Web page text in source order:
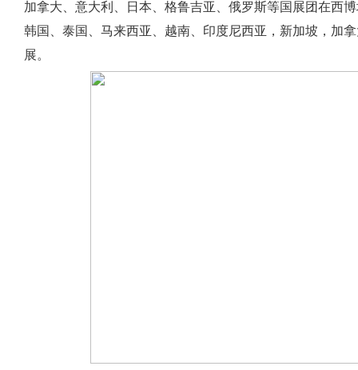
加拿大、意大利、日本、格鲁吉亚、俄罗斯等国展团在西
韩国、泰国、马来西亚、越南、印度尼西亚，新加坡，加
展。